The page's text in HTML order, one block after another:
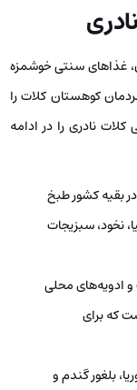
غذاهای سنتی خوشمزه
کوهستان‌ کلات را
نادری را در ادامه
بقیه کشور طبخ
نخود، سبزیجات
ادویه‌های محلی
که برای
بلغور گندم و